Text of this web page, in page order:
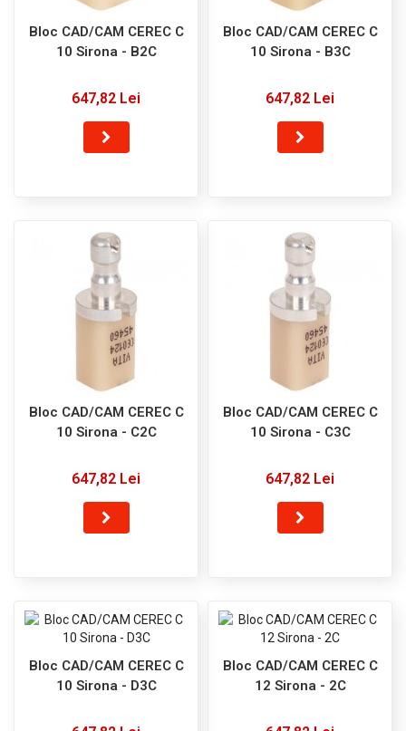
Bloc CAD/CAM CEREC C
10 Sirona - B2C
647,82 Lei
Bloc CAD/CAM CEREC C
10 Sirona - B3C
647,82 Lei
Bloc CAD/CAM CEREC C
10 Sirona - C2C
647,82 Lei
Bloc CAD/CAM CEREC C
10 Sirona - C3C
647,82 Lei
Bloc CAD/CAM CEREC C
10 Sirona - D3C
Bloc CAD/CAM CEREC C
12 Sirona - 2C